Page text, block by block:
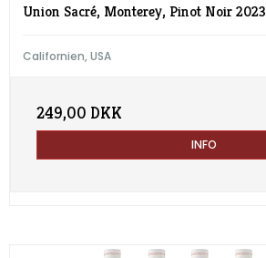
Union Sacré, Monterey, Pinot Noir 2023
Californien, USA
249,00 DKK
INFO